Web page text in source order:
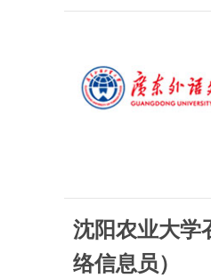
沈阳农业大学
络信息员）